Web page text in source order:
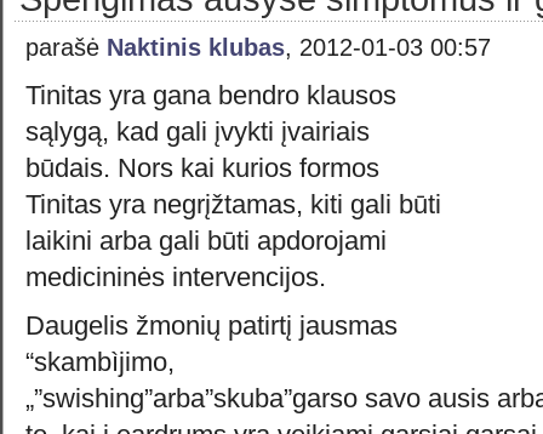
parašė Naktinis klubas, 2012-01-03 00:57
Tinitas yra gana bendro klausos
sąlygą, kad gali įvykti įvairiais
būdais. Nors kai kurios formos
Tinitas yra negrįžtamas, kiti gali būti
laikini arba gali būti apdorojami
medicininės intervencijos.
Daugelis žmonių patirtį jausmas
“skambìjimo,
„”swishing”arba”skuba”garso savo ausis